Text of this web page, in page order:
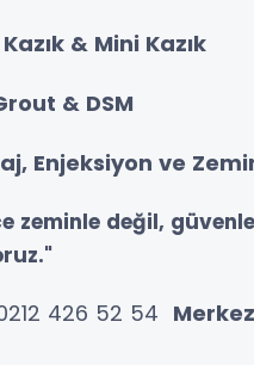
& Mini Kazık
& DSM
Enjeksiyon ve
zeminle değil,
426 52 54